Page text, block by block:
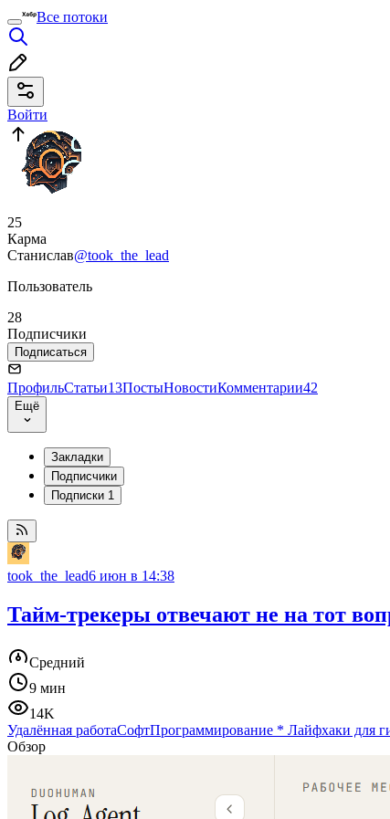
Все потоки
Войти
25
Карма
Станислав@took_the_lead
Пользователь
28
Подписчики
Подписаться
ПрофильСтатьи13ПостыНовостиКомментарии42
Ещё
Закладки
Подписчики
Подписки 1
took_the_lead6 июн в 14:38
Тайм-трекеры отвечают не на тот
Средний
9 мин
14K
Удалённая работаСофтПрограммирование * Лайфхаки для
Обзор